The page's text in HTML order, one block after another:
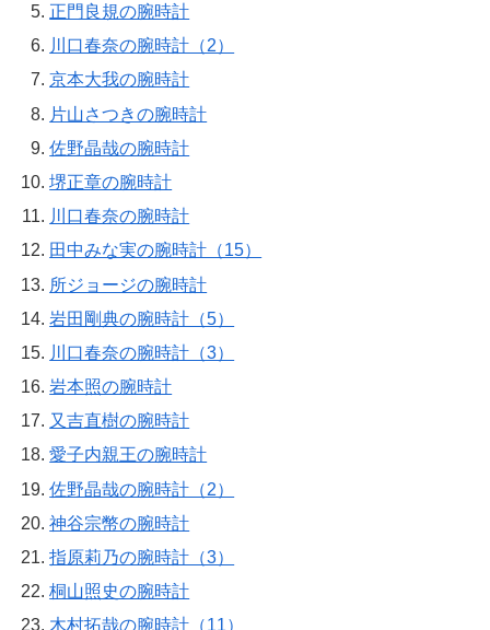
正門良規の腕時計
川口春奈の腕時計（2）
京本大我の腕時計
片山さつきの腕時計
佐野晶哉の腕時計
堺正章の腕時計
川口春奈の腕時計
田中みな実の腕時計（15）
所ジョージの腕時計
岩田剛典の腕時計（5）
川口春奈の腕時計（3）
岩本照の腕時計
又吉直樹の腕時計
愛子内親王の腕時計
佐野晶哉の腕時計（2）
神谷宗幣の腕時計
指原莉乃の腕時計（3）
桐山照史の腕時計
木村拓哉の腕時計（11）